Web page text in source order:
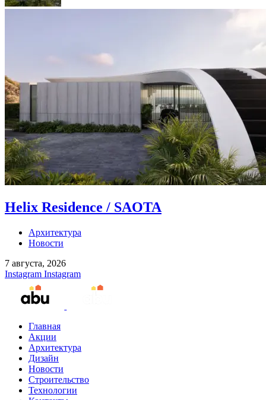
Helix Residence / SAOTA
Архитектура
Новости
7 августа, 2026
Instagram Instagram
Главная
Акции
Архитектура
Дизайн
Новости
Строительство
Технологии